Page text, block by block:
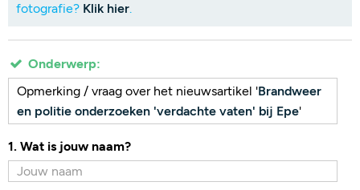
fotografie? Klik hier.
Onderwerp:
Opmerking / vraag over het nieuwsartikel 'Brandweer
en politie onderzoeken 'verdachte vaten' bij Epe'
1. Wat is jouw naam?